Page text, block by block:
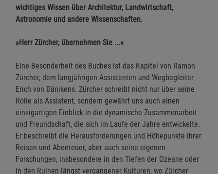
wichtiges Wissen über Architektur, Landwirtschaft,
Astronomie und andere Wissenschaften.
»Herr Zürcher, übernehmen Sie ...«
Eine Besonderheit des Buches ist das Kapitel von Ramon
Zürcher, dem langjährigen Assistenten und Wegbegleiter
Erich von Dänikens. Zürcher schreibt nicht nur über seine
Rolle als Assistent, sondern gewährt uns auch einen
einzigartigen Einblick in die dynamische Zusammenarbeit
und Freundschaft, die sich im Laufe der Jahre entwickelte.
Er beschreibt die Herausforderungen und Höhepunkte ihrer
Reisen und Abenteuer, aber auch seine eigenen
Forschungen, insbesondere in den Tiefen der Ozeane oder
in den Ruinen längst vergangener Kulturen, wo Zürcher